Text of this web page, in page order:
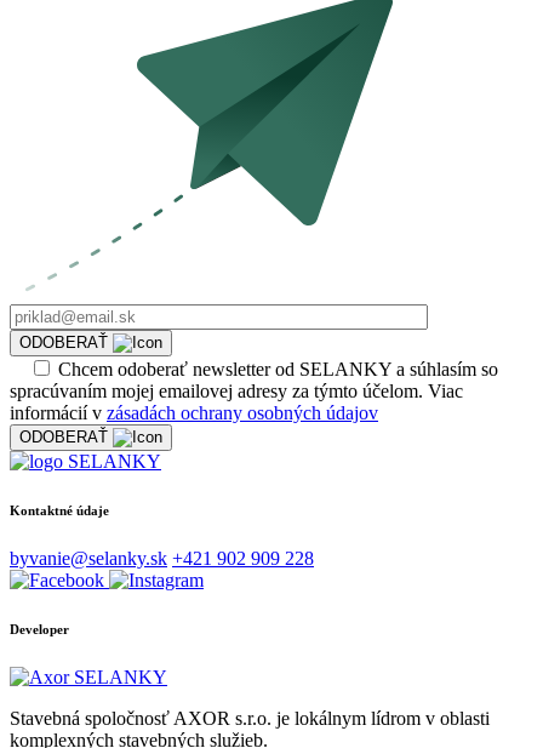
ODOBERAŤ
Chcem odoberať newsletter od SELANKY a súhlasím so
spracúvaním mojej emailovej adresy za týmto účelom. Viac
informácií v zásadách ochrany osobných údajov
ODOBERAŤ
Kontaktné údaje
byvanie@selanky.sk +421 902 909 228
Developer
Stavebná spoločnosť AXOR s.r.o. je lokálnym lídrom v oblasti
komplexných stavebných služieb.